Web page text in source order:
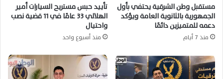
مستقبل وطن الشرقية يحتفي بأول
الجمهورية بالثانوية العامة ويؤكد
دعمه للمتميزين دائمًا
منذ 7 أيام
تأييد حبس مستريح السيارات أمير
الهلالي 33 عامًا في 11 قضية نصب
واحتيال
منذ أسبوع واحد